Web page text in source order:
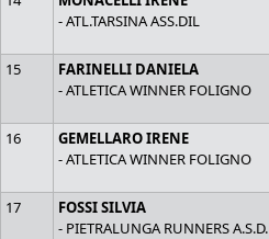
- ATL.TARSINA ASS.DIL
15
FARINELLI DANIELA
- ATLETICA WINNER FOLIGNO
16
GEMELLARO IRENE
- ATLETICA WINNER FOLIGNO
17
FOSSI SILVIA
- PIETRALUNGA RUNNERS A.S.D.